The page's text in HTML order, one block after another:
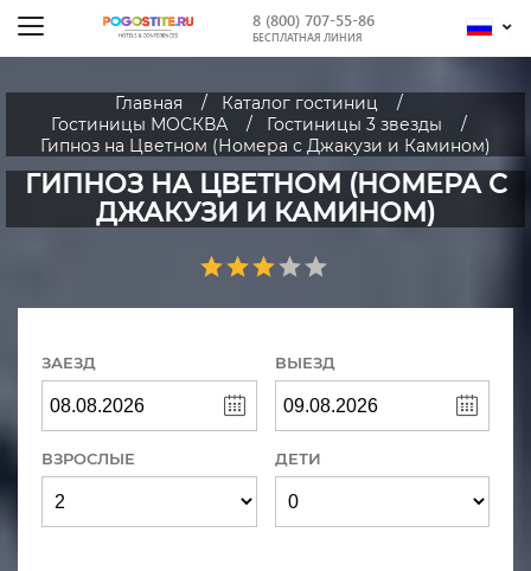
8 (800) 707-55-86
БЕСПЛАТНАЯ ЛИНИЯ
Главная
Каталог гостиниц
Гостиницы МОСКВА
Гостиницы 3 звезды
Гипноз на Цветном (Номера с Джакузи и Камином)
ГИПНОЗ НА ЦВЕТНОМ (НОМЕРА С
ДЖАКУЗИ И КАМИНОМ)
ЗАЕЗД ВЫЕЗД
ВЗРОСЛЫЕ ДЕТИ